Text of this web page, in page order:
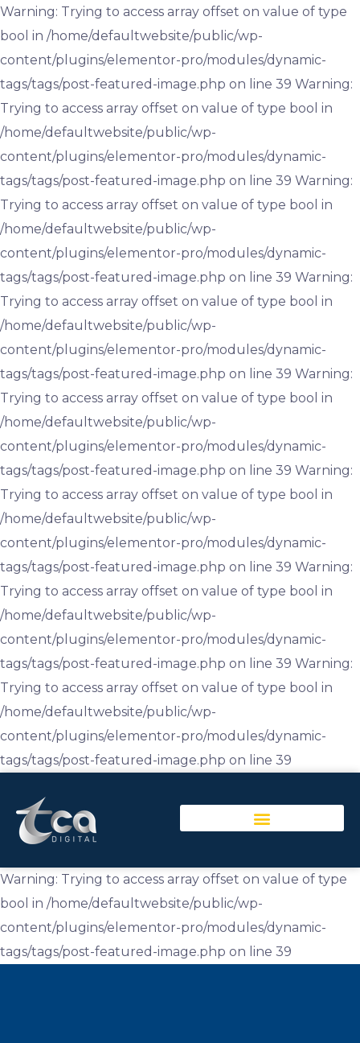
Warning: Trying to access array offset on value of type
bool in /home/defaultwebsite/public/wp-
content/plugins/elementor-pro/modules/dynamic-
tags/tags/post-featured-image.php on line 39 Warning:
Trying to access array offset on value of type bool in
/home/defaultwebsite/public/wp-
content/plugins/elementor-pro/modules/dynamic-
tags/tags/post-featured-image.php on line 39 Warning:
Trying to access array offset on value of type bool in
/home/defaultwebsite/public/wp-
content/plugins/elementor-pro/modules/dynamic-
tags/tags/post-featured-image.php on line 39 Warning:
Trying to access array offset on value of type bool in
/home/defaultwebsite/public/wp-
content/plugins/elementor-pro/modules/dynamic-
tags/tags/post-featured-image.php on line 39 Warning:
Trying to access array offset on value of type bool in
/home/defaultwebsite/public/wp-
content/plugins/elementor-pro/modules/dynamic-
tags/tags/post-featured-image.php on line 39 Warning:
Trying to access array offset on value of type bool in
/home/defaultwebsite/public/wp-
content/plugins/elementor-pro/modules/dynamic-
tags/tags/post-featured-image.php on line 39 Warning:
Trying to access array offset on value of type bool in
/home/defaultwebsite/public/wp-
content/plugins/elementor-pro/modules/dynamic-
tags/tags/post-featured-image.php on line 39 Warning:
Trying to access array offset on value of type bool in
/home/defaultwebsite/public/wp-
content/plugins/elementor-pro/modules/dynamic-
tags/tags/post-featured-image.php on line 39
Warning: Trying to access array offset on value of type
bool in /home/defaultwebsite/public/wp-
content/plugins/elementor-pro/modules/dynamic-
tags/tags/post-featured-image.php on line 39